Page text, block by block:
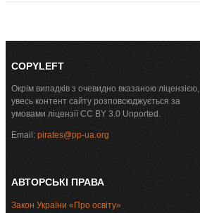
COPYLEFT
Окрім випадків з очевидно вказаною ліцензією,
увесь контент сайту розповсюджується за
умовами ліцензії CC BY 3.0 Unported.
Email: pirates@pp-ua.org
АВТОРСЬКІ ПРАВА
Закон України «Про освіту»